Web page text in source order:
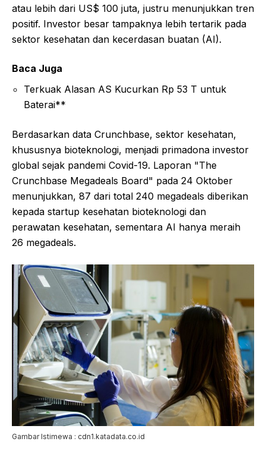
atau lebih dari US$ 100 juta, justru menunjukkan tren
positif. Investor besar tampaknya lebih tertarik pada
sektor kesehatan dan kecerdasan buatan (AI).
Baca Juga
Terkuak Alasan AS Kucurkan Rp 53 T untuk
Baterai**
Berdasarkan data Crunchbase, sektor kesehatan,
khususnya bioteknologi, menjadi primadona investor
global sejak pandemi Covid-19. Laporan "The
Crunchbase Megadeals Board" pada 24 Oktober
menunjukkan, 87 dari total 240 megadeals diberikan
kepada startup kesehatan bioteknologi dan
perawatan kesehatan, sementara AI hanya meraih
26 megadeals.
Gambar Istimewa : cdn1.katadata.co.id